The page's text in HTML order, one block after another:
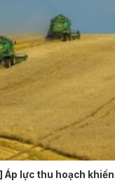
Áp lực thu hoạch